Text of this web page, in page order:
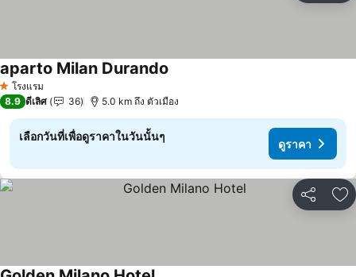
1 ดาวโรงแรม
aparto Milan Durando
8.9 ดีเลิศ 36 5.0 km ถึง ตัวเมือง
เลือกวันที่เพื่อดูราคาในวันนั้นๆ
ดูราคา
แชร์ เ